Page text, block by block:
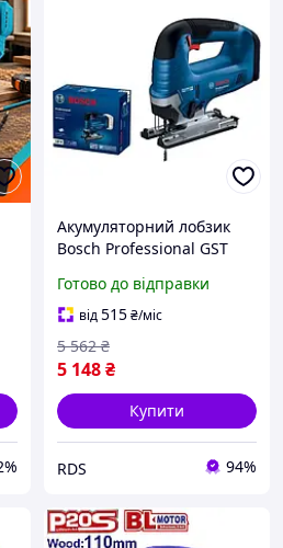
Акумуляторний лобзик
Bosch Professional GST
картоні (06015B7020)
Готово до відправки
від515₴/міс
5 148₴
5 562 ₴
Купити
RDS 94%